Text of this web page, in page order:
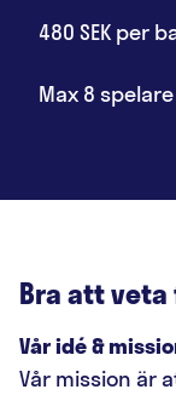
480 SEK per
Max 8
Bra att
Vår idé &
Vår mission är